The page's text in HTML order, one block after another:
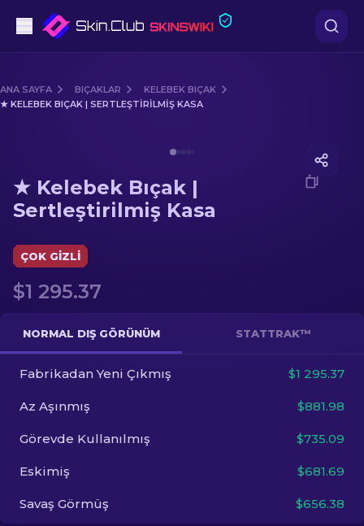
Orta seviye
Dürbünlü Tüfek
Eldiven
Diğer
TR
ANA SAYFA BIÇAKLAR
KELEBEK BIÇAK
★ KELEBEK BIÇAK | SERTLEŞTIRILMIŞ KASA
★ Kelebek Bıçak |
Sertleştirilmiş Kasa
ÇOK GIZLI
$1 295.37
NORMAL DIŞ GÖRÜNÜM STATTRAK™
Fabrikadan Yeni Çıkmış $1 295.37
Az Aşınmış $881.98
Görevde Kullanılmış $735.09
Eskimiş $681.69
Savaş Görmüş $656.38